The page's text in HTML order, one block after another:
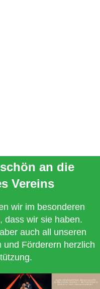
an die
Vereins
wir im besonderen
dass wir sie haben.
auch all unseren
und Förderern herzlich